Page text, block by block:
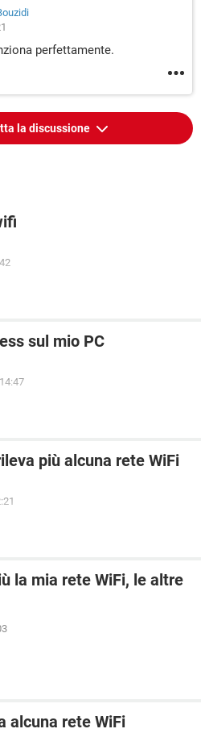
perfettamente.
la discussione
sul mio PC
più alcuna rete WiFi
la mia rete WiFi, le altre
alcuna rete WiFi